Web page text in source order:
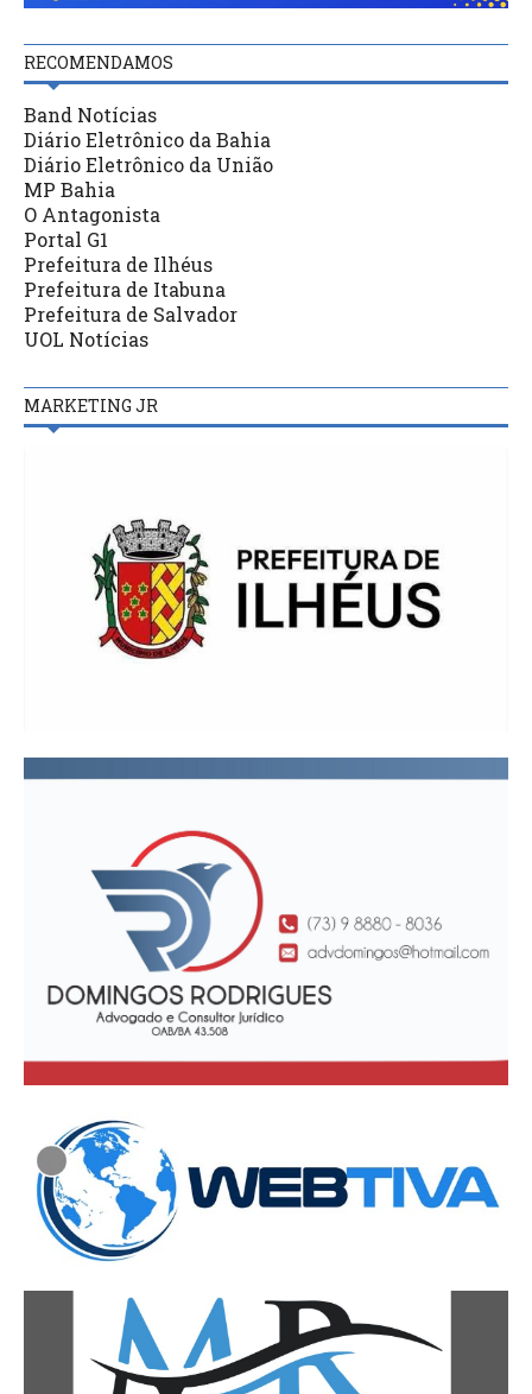
RECOMENDAMOS
Band Notícias
Diário Eletrônico da Bahia
Diário Eletrônico da União
MP Bahia
O Antagonista
Portal G1
Prefeitura de Ilhéus
Prefeitura de Itabuna
Prefeitura de Salvador
UOL Notícias
MARKETING JR